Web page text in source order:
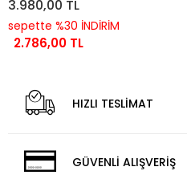
3.980,00 TL
sepette %30 İNDİRİM
2.786,00 TL
HIZLI TESLİMAT
GÜVENLİ ALIŞVERİŞ